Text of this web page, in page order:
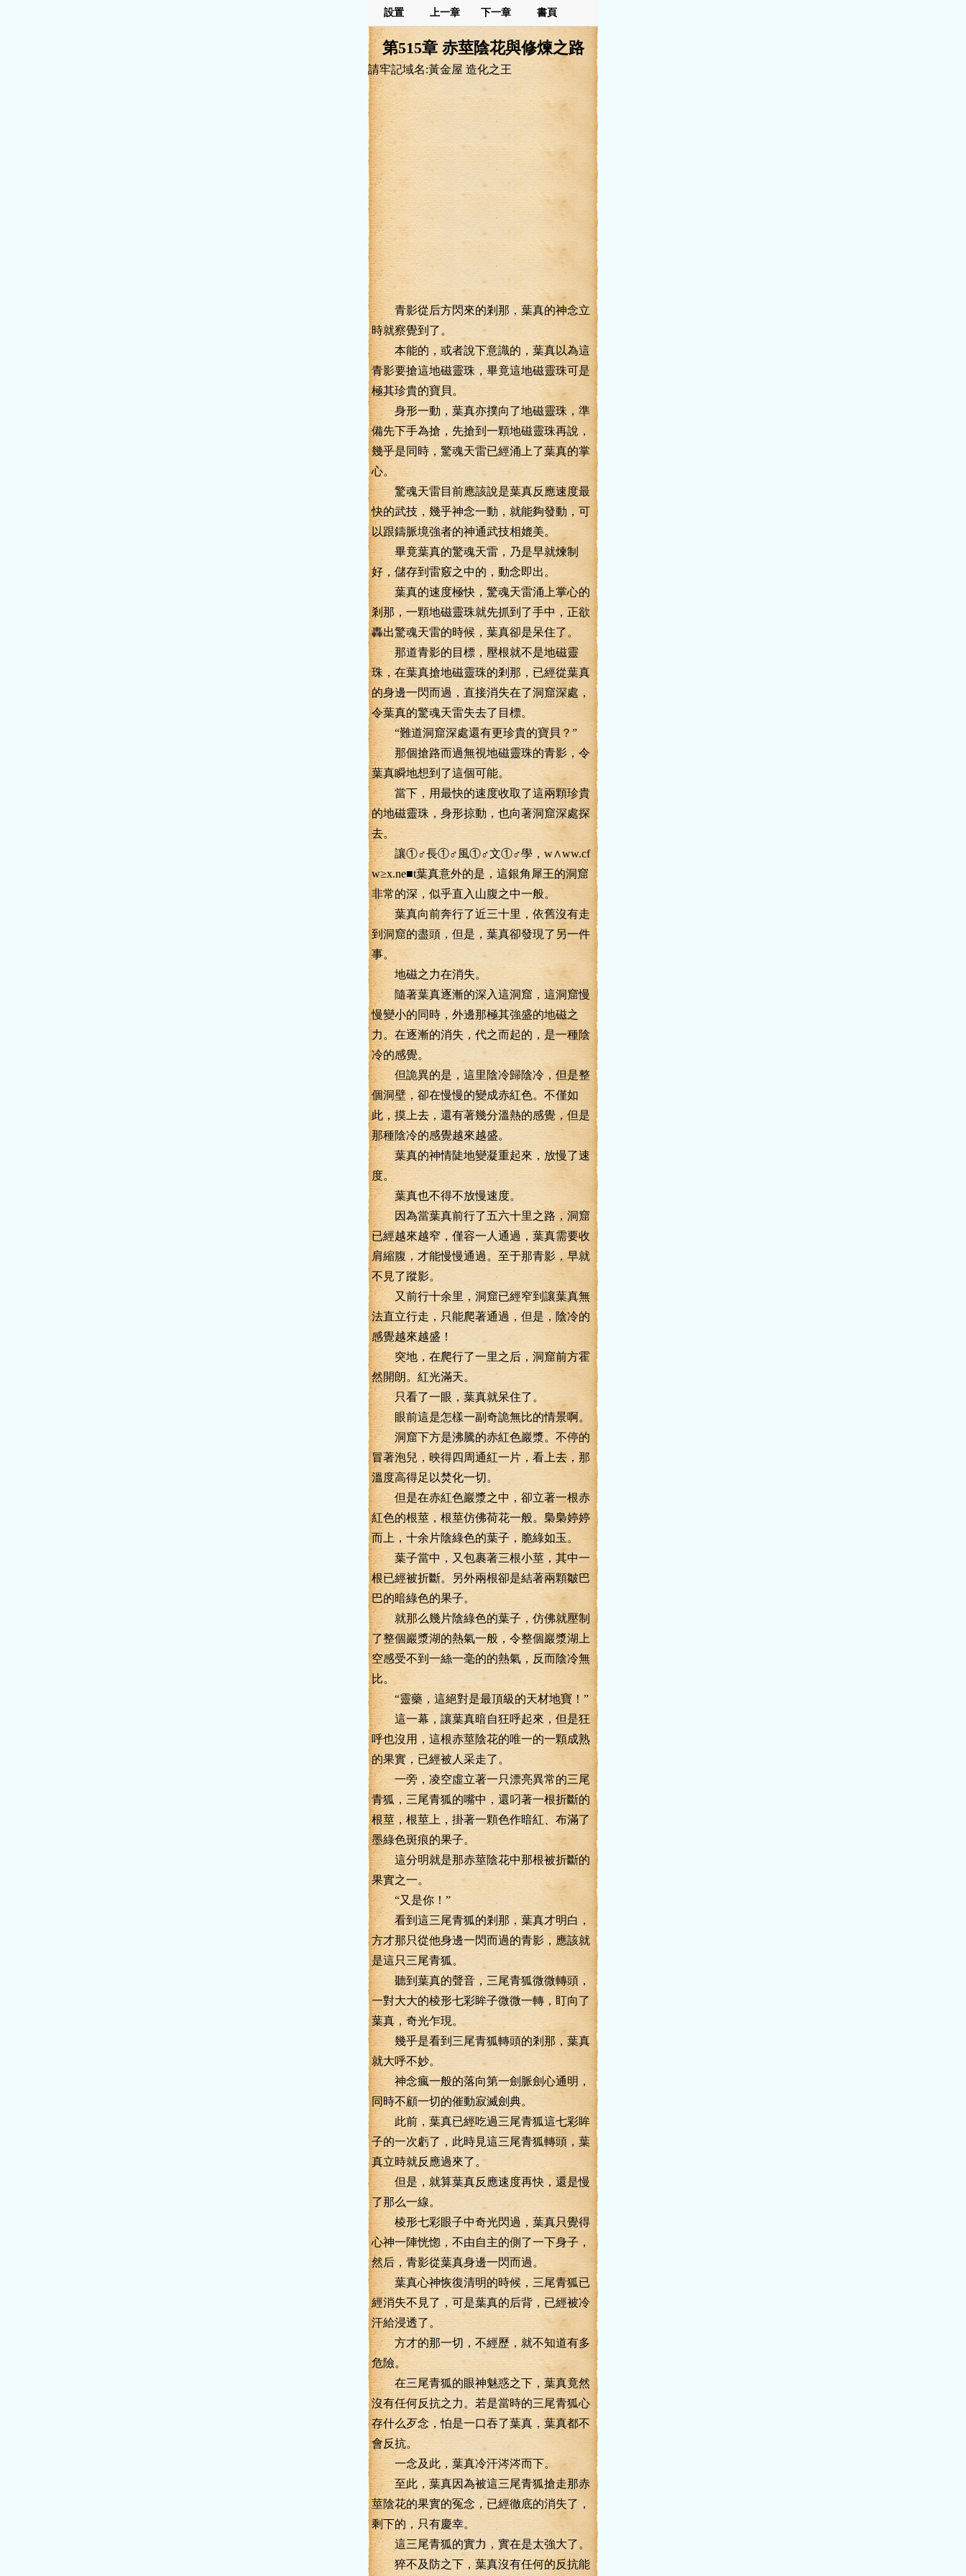
設置 上一章 下一章 書頁
第515章 赤莖陰花與修煉之路
請牢記域名:黃金屋 造化之王
青影從后方閃來的剎那，葉真的神念立
時就察覺到了。
本能的，或者說下意識的，葉真以為這
青影要搶這地磁靈珠，畢竟這地磁靈珠可是
極其珍貴的寶貝。
身形一動，葉真亦撲向了地磁靈珠，準
備先下手為搶，先搶到一顆地磁靈珠再說，
幾乎是同時，驚魂天雷已經涌上了葉真的掌
心。
驚魂天雷目前應該說是葉真反應速度最
快的武技，幾乎神念一動，就能夠發動，可
以跟鑄脈境強者的神通武技相媲美。
畢竟葉真的驚魂天雷，乃是早就煉制
好，儲存到雷竅之中的，動念即出。
葉真的速度極快，驚魂天雷涌上掌心的
剎那，一顆地磁靈珠就先抓到了手中，正欲
轟出驚魂天雷的時候，葉真卻是呆住了。
那道青影的目標，壓根就不是地磁靈
珠，在葉真搶地磁靈珠的剎那，已經從葉真
的身邊一閃而過，直接消失在了洞窟深處，
令葉真的驚魂天雷失去了目標。
“難道洞窟深處還有更珍貴的寶貝？”
那個搶路而過無視地磁靈珠的青影，令
葉真瞬地想到了這個可能。
當下，用最快的速度收取了這兩顆珍貴
的地磁靈珠，身形掠動，也向著洞窟深處探
去。
讓①♂長①♂風①♂文①♂學，w∧ww.cf
w≥x.ne■t葉真意外的是，這銀角犀王的洞窟
非常的深，似乎直入山腹之中一般。
葉真向前奔行了近三十里，依舊沒有走
到洞窟的盡頭，但是，葉真卻發現了另一件
事。
地磁之力在消失。
隨著葉真逐漸的深入這洞窟，這洞窟慢
慢變小的同時，外邊那極其強盛的地磁之
力。在逐漸的消失，代之而起的，是一種陰
冷的感覺。
但詭異的是，這里陰冷歸陰冷，但是整
個洞壁，卻在慢慢的變成赤紅色。不僅如
此，摸上去，還有著幾分溫熱的感覺，但是
那種陰冷的感覺越來越盛。
葉真的神情陡地變凝重起來，放慢了速
度。
葉真也不得不放慢速度。
因為當葉真前行了五六十里之路，洞窟
已經越來越窄，僅容一人通過，葉真需要收
肩縮腹，才能慢慢通過。至于那青影，早就
不見了蹤影。
又前行十余里，洞窟已經窄到讓葉真無
法直立行走，只能爬著通過，但是，陰冷的
感覺越來越盛！
突地，在爬行了一里之后，洞窟前方霍
然開朗。紅光滿天。
只看了一眼，葉真就呆住了。
眼前這是怎樣一副奇詭無比的情景啊。
洞窟下方是沸騰的赤紅色巖漿。不停的
冒著泡兒，映得四周通紅一片，看上去，那
溫度高得足以焚化一切。
但是在赤紅色巖漿之中，卻立著一根赤
紅色的根莖，根莖仿佛荷花一般。梟梟婷婷
而上，十余片陰綠色的葉子，脆綠如玉。
葉子當中，又包裹著三根小莖，其中一
根已經被折斷。另外兩根卻是結著兩顆皺巴
巴的暗綠色的果子。
就那么幾片陰綠色的葉子，仿佛就壓制
了整個巖漿湖的熱氣一般，令整個巖漿湖上
空感受不到一絲一毫的的熱氣，反而陰冷無
比。
“靈藥，這絕對是最頂級的天材地寶！”
這一幕，讓葉真暗自狂呼起來，但是狂
呼也沒用，這根赤莖陰花的唯一的一顆成熟
的果實，已經被人采走了。
一旁，凌空虛立著一只漂亮異常的三尾
青狐，三尾青狐的嘴中，還叼著一根折斷的
根莖，根莖上，掛著一顆色作暗紅、布滿了
墨綠色斑痕的果子。
這分明就是那赤莖陰花中那根被折斷的
果實之一。
“又是你！”
看到這三尾青狐的剎那，葉真才明白，
方才那只從他身邊一閃而過的青影，應該就
是這只三尾青狐。
聽到葉真的聲音，三尾青狐微微轉頭，
一對大大的棱形七彩眸子微微一轉，盯向了
葉真，奇光乍現。
幾乎是看到三尾青狐轉頭的剎那，葉真
就大呼不妙。
神念瘋一般的落向第一劍脈劍心通明，
同時不顧一切的催動寂滅劍典。
此前，葉真已經吃過三尾青狐這七彩眸
子的一次虧了，此時見這三尾青狐轉頭，葉
真立時就反應過來了。
但是，就算葉真反應速度再快，還是慢
了那么一線。
棱形七彩眼子中奇光閃過，葉真只覺得
心神一陣恍惚，不由自主的側了一下身子，
然后，青影從葉真身邊一閃而過。
葉真心神恢復清明的時候，三尾青狐已
經消失不見了，可是葉真的后背，已經被冷
汗給浸透了。
方才的那一切，不經歷，就不知道有多
危險。
在三尾青狐的眼神魅惑之下，葉真竟然
沒有任何反抗之力。若是當時的三尾青狐心
存什么歹念，怕是一口吞了葉真，葉真都不
會反抗。
一念及此，葉真冷汗涔涔而下。
至此，葉真因為被這三尾青狐搶走那赤
莖陰花的果實的冤念，已經徹底的消失了，
剩下的，只有慶幸。
這三尾青狐的實力，實在是太強大了。
猝不及防之下，葉真沒有任何的反抗能